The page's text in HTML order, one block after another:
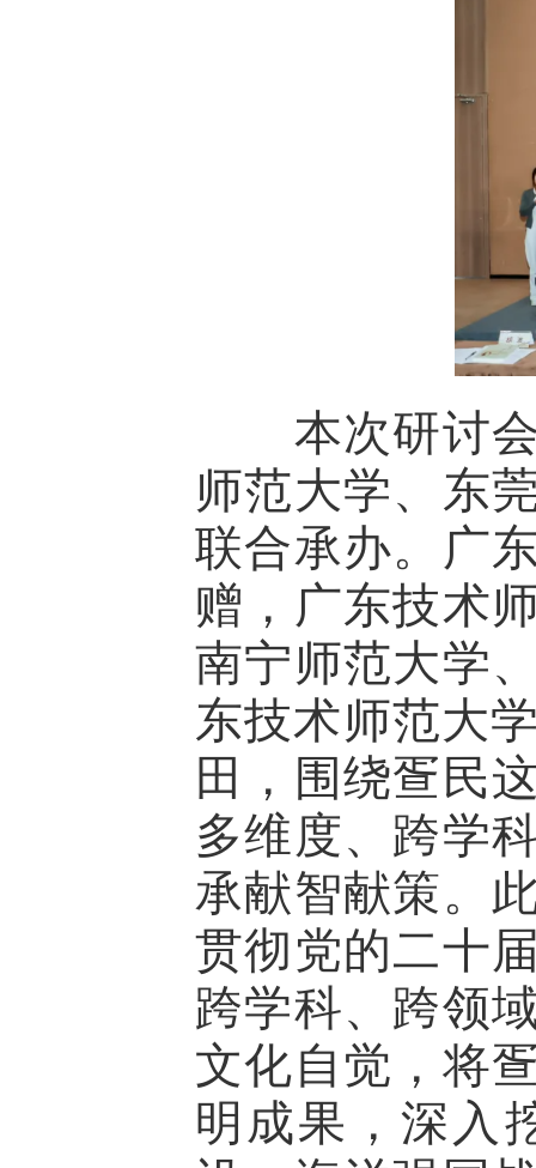
本次研讨会
师范大学、东
联合承办。广
赠，广东技术
南宁师范大学
东技术师范大
田，围绕疍民
多维度、跨学
承献智献策。
贯彻党的二十
跨学科、跨领
文化自觉，将
明成果，深入